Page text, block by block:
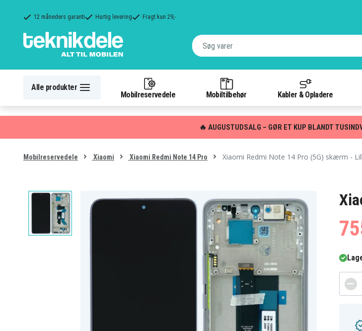
12 måneders garanti Hurtig levering Fragt kun 29,-
Alle produkter
Mobilreservedele Mobiltilbehør Kabler & Opladere
🔥 AUGUSTUDSALG – GØR ET KUP BLANDT
Mobilreservedele Xiaomi Xiaomi Redmi Note 14 Pro Xiaomi Redmi Note 14 Pro (5G) skærm -